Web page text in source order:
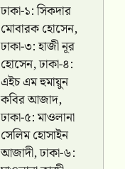
ঢাকা-১: সিকদার
মোবারক হোসেন,
ঢাকা-৩: হাজী নূর
হোসেন, ঢাকা-৪:
এইচ এম হুমায়ুন
কবির আজাদ,
ঢাকা-৫: মাওলানা
সেলিম হোসাইন
আজাদী, ঢাকা-৬: